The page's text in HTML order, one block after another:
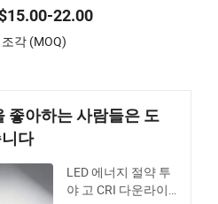
22.00
각 (MOQ)
좋아하는 사람들은 도
다
LED 에너지 절약 투
야 고 CRI 다운라이